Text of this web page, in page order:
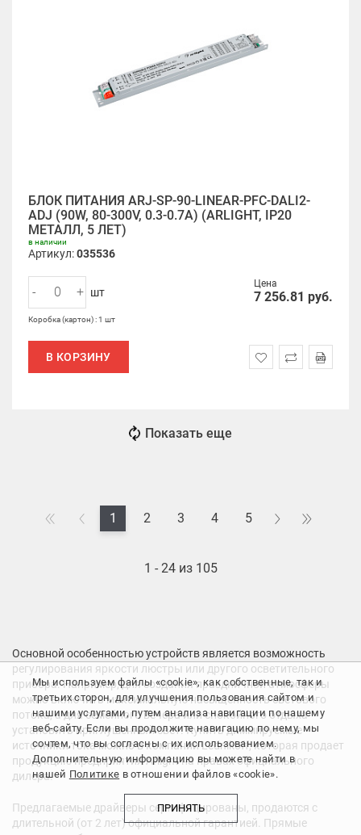
БЛОК ПИТАНИЯ ARJ-SP-90-LINEAR-PFC-DALI2-
ADJ (90W, 80-300V, 0.3-0.7A) (ARLIGHT, IP20
МЕТАЛЛ, 5 ЛЕТ)
в наличии
Артикул:035536
Цена
7 256.81 руб.
- + шт
Коробка (картон) : 1 шт
В КОРЗИНУ
Показать еще
1 2 3 4 5
1 - 24 из 105
Основной особенностью устройств является возможность
регулирования яркости люстры или другого осветительного
прибора. Например, для создания праздничной атмосферы
можно включить максимальную насыщенность светового
потока, а для семейного вечера или спокойного отдыха
установить приглушенный свет. Купить диммируемые
источники тока можно в компании Lednikoff, которая продает
продукцию предприятия Arlight на правах официального
дилера.
Предлагаемые драйверы сертифицированы, продаются с
длительной (от 2 лет) официальной гарантией. Прямые
Мы используем файлы «cookie», как собственные, так и
третьих сторон, для улучшения пользования сайтом и
нашими услугами, путем анализа навигации по нашему
веб-сайту. Если вы продолжите навигацию по нему, мы
сочтем, что вы согласны с их использованием.
Дополнительную информацию вы можете найти в
нашей Политике в отношении файлов «cookie».
ПРИНЯТЬ